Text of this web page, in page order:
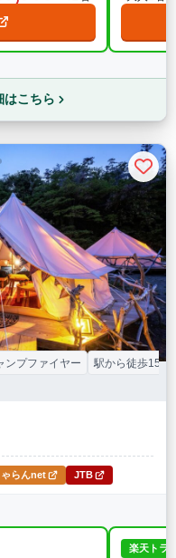
はこちら
ンプファイヤー 駅から徒歩15分
ゃらんnet JTB
楽天トラ